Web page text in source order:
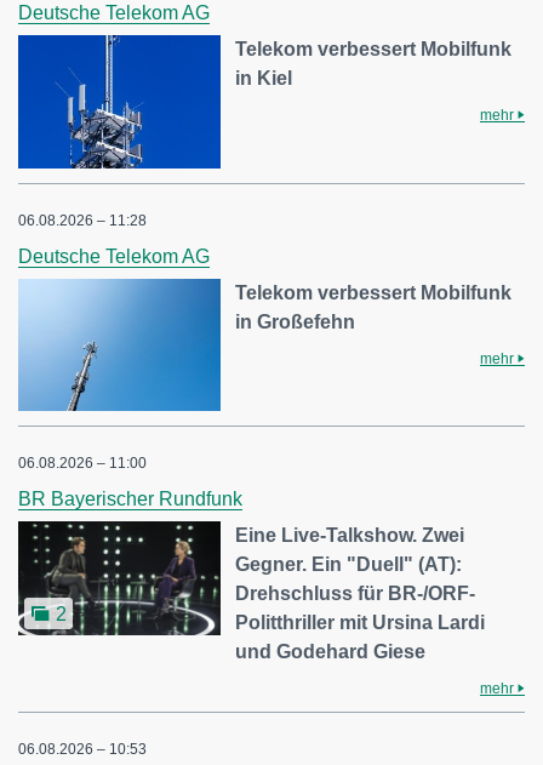
Deutsche Telekom AG
Telekom verbessert Mobilfunk
in Kiel
mehr
06.08.2026 – 11:28
Deutsche Telekom AG
Telekom verbessert Mobilfunk
in Großefehn
mehr
06.08.2026 – 11:00
BR Bayerischer Rundfunk
2
Eine Live-Talkshow. Zwei
Gegner. Ein "Duell" (AT):
Drehschluss für BR-/ORF-
Politthriller mit Ursina Lardi
und Godehard Giese
mehr
06.08.2026 – 10:53